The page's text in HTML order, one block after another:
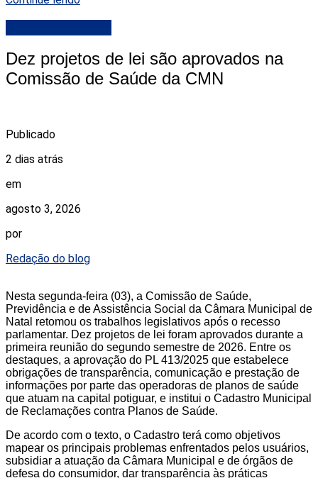
Dez projetos de lei são aprovados na
Comissão de Saúde da CMN
Publicado
2 dias atrás
em
agosto 3, 2026
por
Redação do blog
Nesta segunda-feira (03), a Comissão de Saúde,
Previdência e de Assistência Social da Câmara Municipal de
Natal retomou os trabalhos legislativos após o recesso
parlamentar. Dez projetos de lei foram aprovados durante a
primeira reunião do segundo semestre de 2026. Entre os
destaques, a aprovação do PL 413/2025 que estabelece
obrigações de transparência, comunicação e prestação de
informações por parte das operadoras de planos de saúde
que atuam na capital potiguar, e institui o Cadastro Municipal
de Reclamações contra Planos de Saúde.
De acordo com o texto, o Cadastro terá como objetivos
mapear os principais problemas enfrentados pelos usuários,
subsidiar a atuação da Câmara Municipal e de órgãos de
defesa do consumidor, dar transparência às práticas